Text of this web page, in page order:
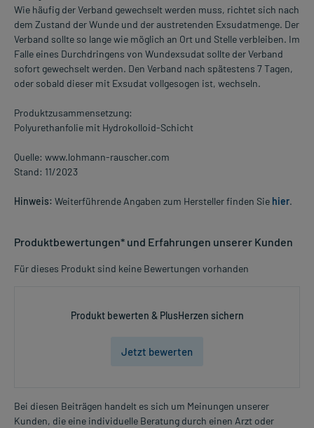
Wie häufig der Verband gewechselt werden muss, richtet sich nach
dem Zustand der Wunde und der austretenden Exsudatmenge. Der
Verband sollte so lange wie möglich an Ort und Stelle verbleiben. Im
Falle eines Durchdringens von Wundexsudat sollte der Verband
sofort gewechselt werden. Den Verband nach spätestens 7 Tagen,
oder sobald dieser mit Exsudat vollgesogen ist, wechseln.
Produktzusammensetzung:
Polyurethanfolie mit Hydrokolloid-Schicht
Quelle: www.lohmann-rauscher.com
Stand: 11/2023
Hinweis: Weiterführende Angaben zum Hersteller finden Sie hier.
Produktbewertungen* und Erfahrungen unserer Kunden
Für dieses Produkt sind keine Bewertungen vorhanden
Produkt bewerten & PlusHerzen sichern
Jetzt bewerten
Bei diesen Beiträgen handelt es sich um Meinungen unserer
Kunden, die eine individuelle Beratung durch einen Arzt oder